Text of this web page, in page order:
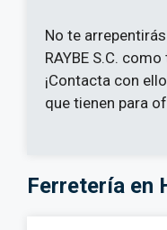
No te
RAYBE S.C.
¡Contacta con
que tienen para
Ferretería en